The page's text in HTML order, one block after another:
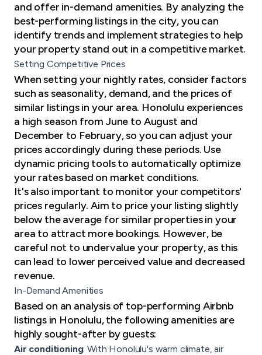
and offer in-demand amenities. By analyzing the
best-performing listings in the city, you can
identify trends and implement strategies to help
your property stand out in a competitive market.
Setting Competitive Prices
When setting your nightly rates, consider factors
such as seasonality, demand, and the prices of
similar listings in your area. Honolulu experiences
a high season from June to August and
December to February, so you can adjust your
prices accordingly during these periods. Use
dynamic pricing tools to automatically optimize
your rates based on market conditions.
It's also important to monitor your competitors'
prices regularly. Aim to price your listing slightly
below the average for similar properties in your
area to attract more bookings. However, be
careful not to undervalue your property, as this
can lead to lower perceived value and decreased
revenue.
In-Demand Amenities
Based on an analysis of top-performing Airbnb
listings in Honolulu, the following amenities are
highly sought-after by guests:
Air conditioning: With Honolulu's warm climate, air